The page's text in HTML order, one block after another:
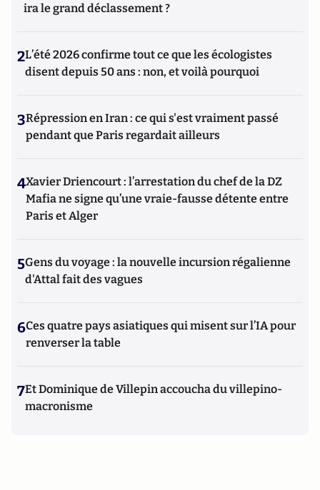
ira le grand déclassement ?
2L’été 2026 confirme tout ce que les écologistes
disent depuis 50 ans : non, et voilà pourquoi
3Répression en Iran : ce qui s'est vraiment passé
pendant que Paris regardait ailleurs
4Xavier Driencourt : l’arrestation du chef de la DZ
Mafia ne signe qu’une vraie-fausse détente entre
Paris et Alger
5Gens du voyage : la nouvelle incursion régalienne
d'Attal fait des vagues
6Ces quatre pays asiatiques qui misent sur l’IA pour
renverser la table
7Et Dominique de Villepin accoucha du villepino-
macronisme